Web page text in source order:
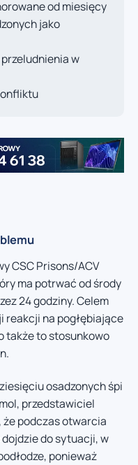
od miesięcy
jako
w
CSC Prisons/ACV
ma potrwać od środy
24 godziny. Celem
reakcji na pogłębiające
także to stosunkowo
osadzonych śpi
przedstawiciel
że podczas otwarcia
do sytuacji, w
ponieważ